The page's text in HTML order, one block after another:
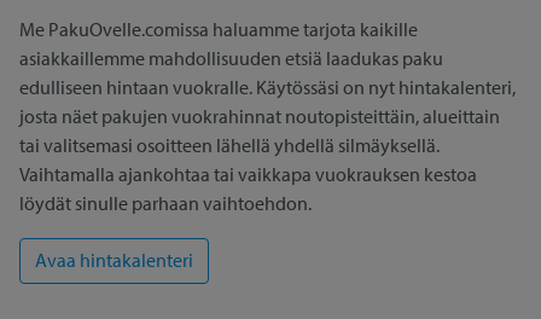
Me PakuOvelle.comissa haluamme tarjota kaikille
asiakkaillemme mahdollisuuden etsiä laadukas paku
edulliseen hintaan vuokralle. Käytössäsi on nyt hintakalenteri,
josta näet pakujen vuokrahinnat noutopisteittäin, alueittain
tai valitsemasi osoitteen lähellä yhdellä silmäyksellä.
Vaihtamalla ajankohtaa tai vaikkapa vuokrauksen kestoa
löydät sinulle parhaan vaihtoehdon.